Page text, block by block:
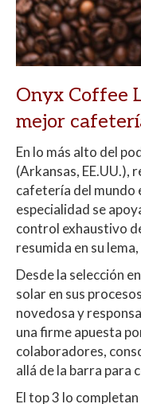
Onyx Coffee
mejor
En lo más alto del
(Arkansas, EE.UU.),
cafetería del mundo
especialidad se
control exhaustivo
resumida en su
Desde la selección
solar en sus
novedosa y
una firme apuesta
colaboradores,
allá de la barra para
El top 3 lo completan